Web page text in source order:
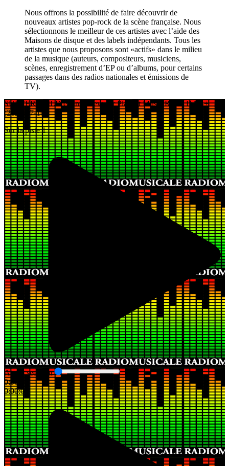
Nous offrons la possibilité de faire découvrir de
nouveaux artistes pop-rock de la scène française. Nous
sélectionnons le meilleur de ces artistes avec l’aide des
Maisons de disque et des labels indépendants. Tous les
artistes que nous proposons sont «actifs» dans le milieu
de la musique (auteurs, compositeurs, musiciens,
scènes, enregistrement d’EP ou d’albums, pour certains
passages dans des radios nationales et émissions de
TV).
SURFERCHILD en interview sur Playlist Music Radio DAB+
(2026-07-16)
Sur la piste 1
Audio seek bar
0:00:00
0:00:00